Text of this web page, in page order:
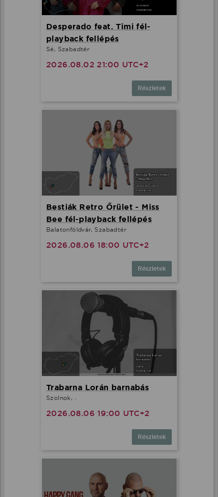
Desperado feat. Timi fél-
playback fellépés
Sé, Szabadtér
2026.08.02 21:00 UTC+2
Részletek
Bestiák Retro Őrület - Miss
Bee fél-playback fellépés
Balatonföldvár, Szabadtér
2026.08.06 18:00 UTC+2
Részletek
Trabarna Lorán barnabás
Szolnok, .
2026.08.06 19:00 UTC+2
Részletek